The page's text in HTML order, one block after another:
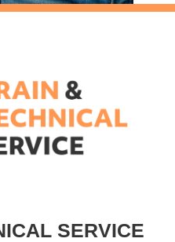
SERVICE